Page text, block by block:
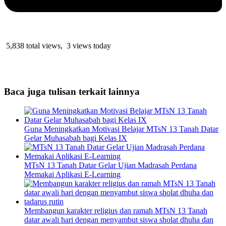
5,838 total views, 3 views today
Baca juga tulisan terkait lainnya
Guna Meningkatkan Motivasi Belajar MTsN 13 Tanah Datar
Gelar Muhasabah bagi Kelas IX
MTsN 13 Tanah Datar Gelar Ujian Madrasah Perdana
Memakai Aplikasi E-Learning
Membangun karakter religius dan ramah MTsN 13 Tanah
datar awali hari dengan menyambut siswa sholat dhuha dan